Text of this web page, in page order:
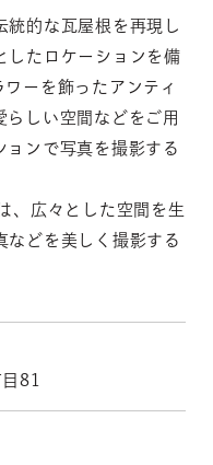
統的な瓦屋根を再現し
したロケーションを備
ーを飾ったアンティ
しい空間などをご用
ョンで写真を撮影する
、広々とした空間を生
などを美しく撮影する
81